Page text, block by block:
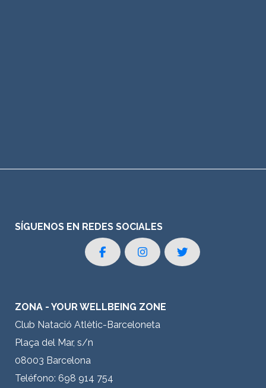
SÍGUENOS EN REDES SOCIALES
ZONA - YOUR WELLBEING ZONE
Club Natació Atlètic-Barceloneta
Plaça del Mar, s/n
08003 Barcelona
Teléfono: 698 914 754